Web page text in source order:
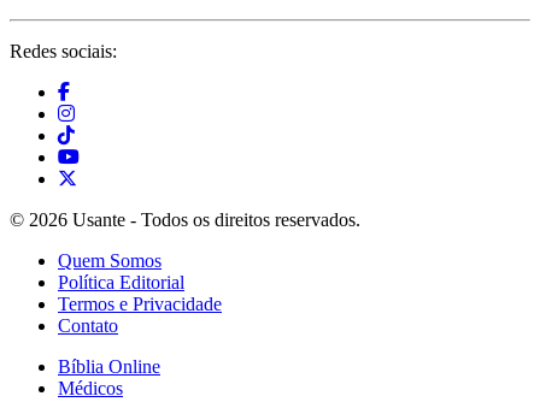
Redes sociais:
© 2026 Usante - Todos os direitos reservados.
Quem Somos
Política Editorial
Termos e Privacidade
Contato
Bíblia Online
Médicos